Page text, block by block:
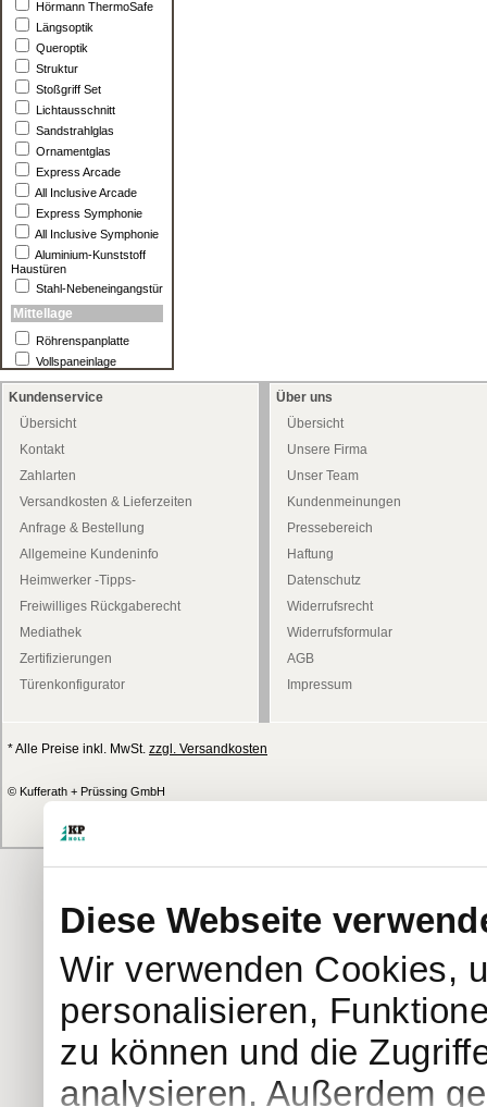
Diese Webseite
Wir verwenden Cookies,
personalisieren,
zu können und die
analysieren. Außerdem
Hörmann ThermoSafe
Längsoptik
Queroptik
Struktur
Stoßgriff Set
Lichtausschnitt
Sandstrahlglas
Ornamentglas
Express Arcade
All Inclusive Arcade
Express Symphonie
All Inclusive Symphonie
Aluminium-Kunststoff
Haustüren
Stahl-Nebeneingangstür
Mittellage
Röhrenspanplatte
Vollspaneinlage
Kundenservice
Übersicht
Kontakt
Zahlarten
Versandkosten & Lieferzeiten
Anfrage & Bestellung
Allgemeine Kundeninfo
Heimwerker -Tipps-
Freiwilliges Rückgaberecht
Mediathek
Zertifizierungen
Türenkonfigurator
Über uns
Übersicht
Unsere Firma
Unser Team
Kundenmeinungen
Pressebereich
Haftung
Datenschutz
Widerrufsrecht
Widerrufsformular
AGB
Impressum
* Alle Preise inkl. MwSt. zzgl. Versandkosten
© Kufferath + Prüssing GmbH